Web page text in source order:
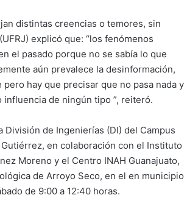
distintas creencias o temores, sin
explicó que: “los fenómenos
el pasado porque no se sabía lo que
aún prevalece la desinformación,
hay que precisar que no pasa nada y
de ningún tipo ”, reiteró.
División de Ingenierías (DI) del Campus
en colaboración con el Instituto
Moreno y el Centro INAH Guanajuato,
de Arroyo Seco, en el en municipio
de 9:00 a 12:40 horas.